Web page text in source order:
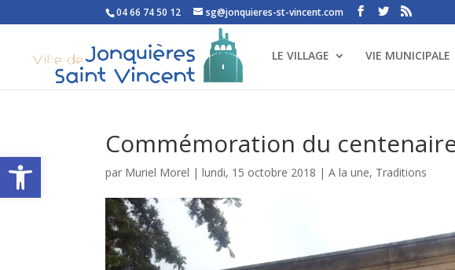
Ouvrir la barre d’outils
04 66 74 50 12 sg@jonquieres-st-vincent.com
LE VILLAGE VIE MUNICIPALE
Commémoration du
par Muriel Morel |lundi, 15 octobre 2018 |A la une, Traditions